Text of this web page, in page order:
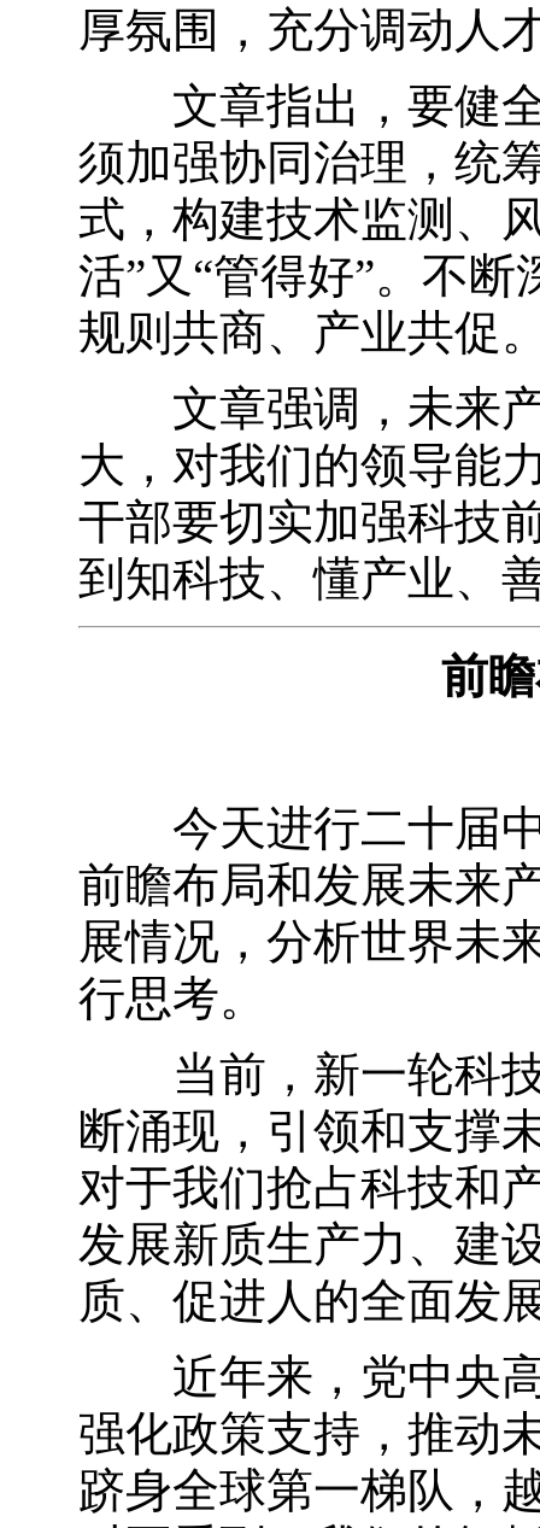
厚氛围，充分调动人
文章指出，要健全
须加强协同治理，统
式，构建技术监测、
活”又“管得好”。不
规则共商、产业共促
文章强调，未来产
大，对我们的领导能
干部要切实加强科技
到知科技、懂产业、
前
今天进行二十届中
前瞻布局和发展未来
展情况，分析世界未
行思考。
当前，新一轮科技
断涌现，引领和支撑
对于我们抢占科技和
发展新质生产力、建
质、促进人的全面发
近年来，党中央高
强化政策支持，推动
跻身全球第一梯队，